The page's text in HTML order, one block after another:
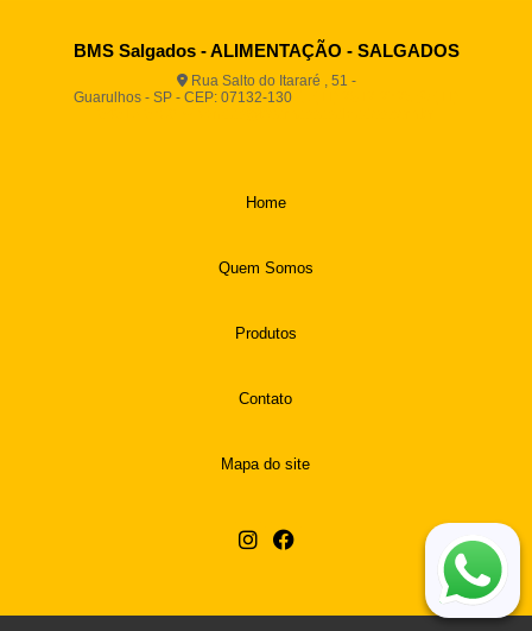
BMS Salgados - ALIMENTAÇÃO - SALGADOS
Rua Salto do Itararé , 51 -
Guarulhos - SP - CEP: 07132-130
Home
Quem Somos
Produtos
Contato
Mapa do site